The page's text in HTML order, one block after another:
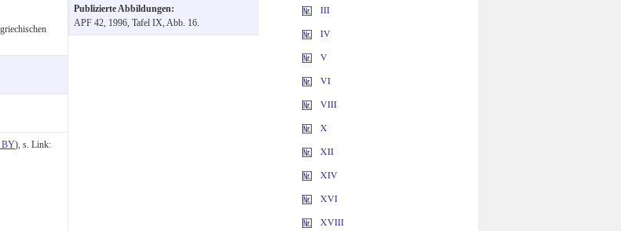
BY), s. Link:
Publizierte Abbildungen:
APF 42, 1996, Tafel IX, Abb. 16.
III
IV
V
VI
VIII
X
XII
XIV
XVI
XVIII